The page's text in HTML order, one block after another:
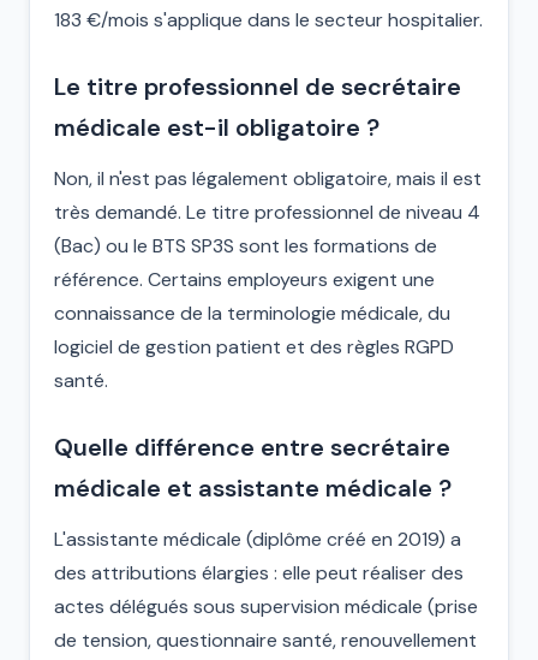
183 €/mois s'applique dans le secteur hospitalier.
Le titre professionnel de secrétaire
médicale est-il obligatoire ?
Non, il n'est pas légalement obligatoire, mais il est
très demandé. Le titre professionnel de niveau 4
(Bac) ou le BTS SP3S sont les formations de
référence. Certains employeurs exigent une
connaissance de la terminologie médicale, du
logiciel de gestion patient et des règles RGPD
santé.
Quelle différence entre secrétaire
médicale et assistante médicale ?
L'assistante médicale (diplôme créé en 2019) a
des attributions élargies : elle peut réaliser des
actes délégués sous supervision médicale (prise
de tension, questionnaire santé, renouvellement